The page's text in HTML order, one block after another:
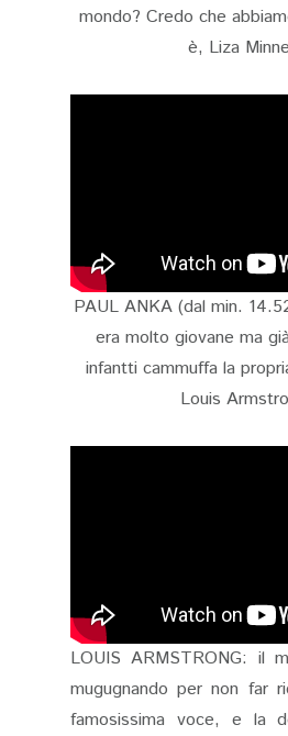
mondo? Credo che
è, Liza
PAUL ANKA (dal min.
era molto giovane ma
infantti cammuffa la
Louis
LOUIS ARMSTRONG: il
mugugnando per non far
famosissima voce, e la